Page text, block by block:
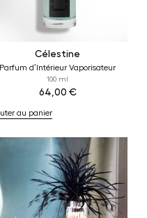
Célestine
Parfum d’Intérieur Vaporisateur
100 ml
64,00 €
au panier